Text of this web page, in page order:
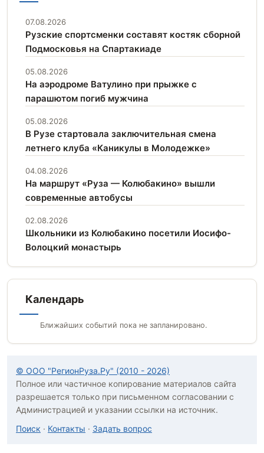
07.08.2026
Рузские спортсменки составят костяк сборной
Подмосковья на Спартакиаде
05.08.2026
На аэродроме Ватулино при прыжке с
парашютом погиб мужчина
05.08.2026
В Рузе стартовала заключительная смена
летнего клуба «Каникулы в Молодежке»
04.08.2026
На маршрут «Руза — Колюбакино» вышли
современные автобусы
02.08.2026
Школьники из Колюбакино посетили Иосифо-
Волоцкий монастырь
Календарь
Ближайших событий пока не запланировано.
© ООО "РегионРуза.Ру" (2010 - 2026)
Полное или частичное копирование материалов сайта
разрешается только при письменном согласовании с
Администрацией и указании ссылки на источник.
Поиск · Контакты · Задать вопрос